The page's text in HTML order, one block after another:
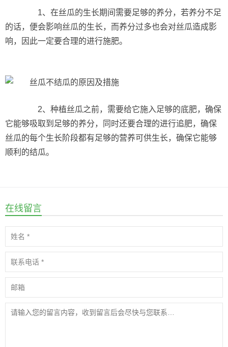
1、在丝瓜的生长期间需要足够的养分，若养分不足
的话，便会影响丝瓜的生长，而养分过多也会对丝瓜造成影
响，因此一定要合理的进行施肥。
2、种植丝瓜之前，需要给它施入足够的底肥，确保
它能够吸取到足够的养分，同时还要合理的进行追肥，确保
丝瓜的每个生长阶段都有足够的营养可供生长，确保它能够
顺利的结瓜。
在线留言